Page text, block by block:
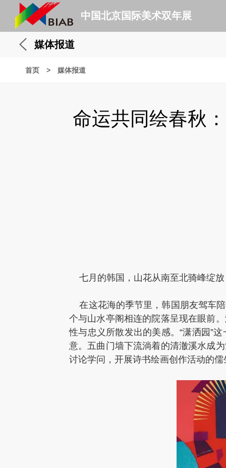
中国北京国际美术双年展
媒体报道
首页 > 媒体报道
命运共同绘春秋
七月的韩国，山花从南至北骑峰绽
在这花海的季节里，韩国朋友驾车
个与山水亭阁相连的院落呈现在眼前
性与忠义所散发出的美感。“潇洒园”
意。五曲门墙下流淌着的清澈溪水成
讨论学问，开展诗书绘画创作活动的